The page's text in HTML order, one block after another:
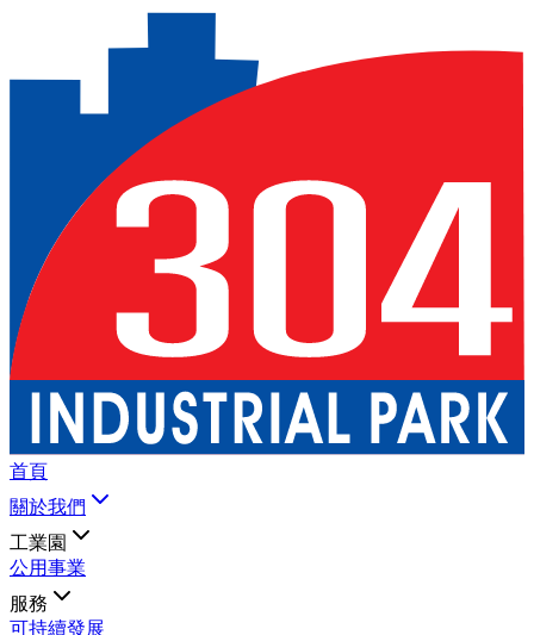
首頁
關於我們
工業園
公用事業
服務
可持續發展